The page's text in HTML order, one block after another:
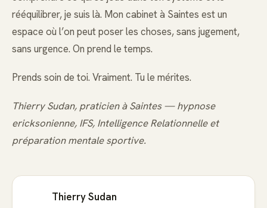
rééquilibrer, je suis là. Mon cabinet à Saintes est un
espace où l’on peut poser les choses, sans jugement,
sans urgence. On prend le temps.
Prends soin de toi. Vraiment. Tu le mérites.
Thierry Sudan, praticien à Saintes — hypnose
ericksonienne, IFS, Intelligence Relationnelle et
préparation mentale sportive.
Thierry Sudan